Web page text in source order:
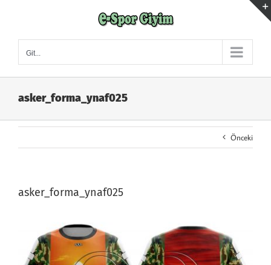
Git...
asker_forma_ynaf025
Önceki
asker_forma_ynaf025